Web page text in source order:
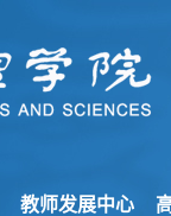
教师发展中心